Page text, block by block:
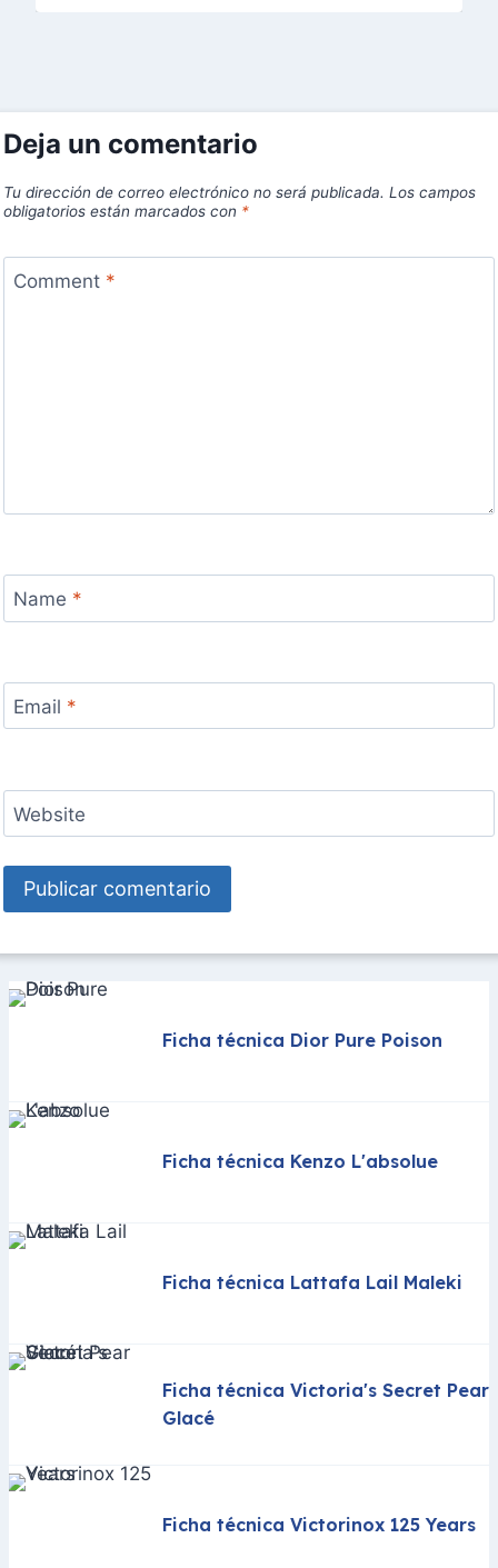
Deja un comentario
Tu dirección de correo electrónico no será publicada. Los campos
obligatorios están marcados con *
Comment *
Name *
Email *
Website
Ficha técnica Dior Pure Poison
Ficha técnica Kenzo L'absolue
Ficha técnica Lattafa Lail Maleki
Ficha técnica Victoria's Secret Pear
Glacé
Ficha técnica Victorinox 125 Years